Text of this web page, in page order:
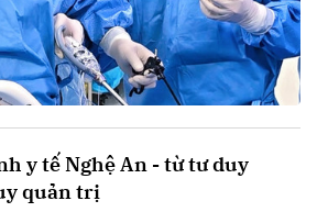
y tế Nghệ An - từ tư duy
quản trị